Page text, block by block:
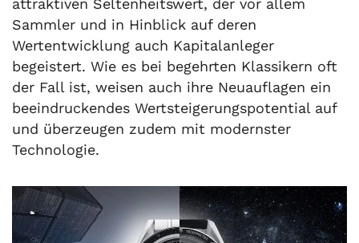
attraktiven Seltenheitswert, der vor allem
Sammler und in Hinblick auf deren
Wertentwicklung auch Kapitalanleger
begeistert. Wie es bei begehrten Klassikern oft
der Fall ist, weisen auch ihre Neuauflagen ein
beeindruckendes Wertsteigerungspotential auf
und überzeugen zudem mit modernster
Technologie.